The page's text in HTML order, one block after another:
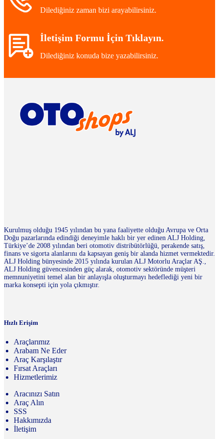
Dilediğiniz zaman bizi arayabilirsiniz.
İletişim Formu İçin Tıklayın.
Dilediğiniz konuda bize yazabilirsiniz.
Kurulmuş olduğu 1945 yılından bu yana faaliyette olduğu Avrupa ve Orta
Doğu pazarlarında edindiği deneyimle haklı bir yer edinen ALJ Holding,
Türkiye’de 2008 yılından beri otomotiv distribütörlüğü, perakende satış,
finans ve sigorta alanlarını da kapsayan geniş bir alanda hizmet vermektedir.
ALJ Holding bünyesinde 2015 yılında kurulan ALJ Motorlu Araçlar AŞ.,
ALJ Holding güvencesinden güç alarak, otomotiv sektöründe müşteri
memnuniyetini temel alan bir anlayışla oluşturmayı hedeflediği yeni bir
marka konsepti için yola çıkmıştır.
Hızlı Erişim
Araçlarımız
Arabam Ne Eder
Araç Karşılaştır
Fırsat Araçları
Hizmetlerimiz
Aracınızı Satın
Araç Alın
SSS
Hakkımızda
İletişim